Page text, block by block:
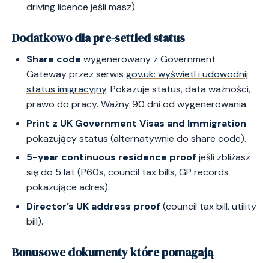
driving licence jeśli masz)
Dodatkowo dla pre-settled status
Share code wygenerowany z Government
Gateway przez serwis gov.uk: wyświetl i udowodnij
status imigracyjny. Pokazuje status, data ważności,
prawo do pracy. Ważny 90 dni od wygenerowania.
Print z UK Government Visas and Immigration
pokazujący status (alternatywnie do share code).
5-year continuous residence proof jeśli zbliżasz
się do 5 lat (P60s, council tax bills, GP records
pokazujące adres).
Director’s UK address proof (council tax bill, utility
bill).
Bonusowe dokumenty które pomagają